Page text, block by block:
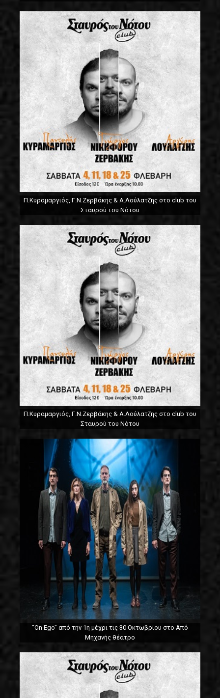
Π.Κυραμαργιός, Γ.Ν.Ζερβάκης & Α.Λούλατζης στο club του
Σταυρού του Νότου
Π.Κυραμαργιός, Γ.Ν.Ζερβάκης & Α.Λούλατζης στο club του
Σταυρού του Νότου
“On Ego” από την 1η μέχρι τις 30 Οκτωβρίου στο Από
Μηχανής θέατρο